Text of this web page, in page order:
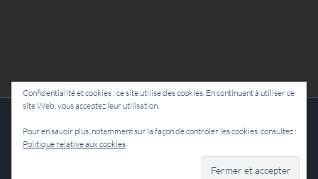
Facebook
Confidentialité et cookies : ce site utilise des cookies. En continuant à utiliser ce
site Web, vous acceptez leur utilisation.
Pour en savoir plus, notamment sur la façon de contrôler les cookies, consultez :
Politique relative aux cookies